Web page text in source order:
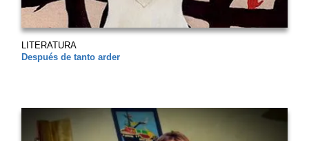
LITERATURA
Después de tanto arder